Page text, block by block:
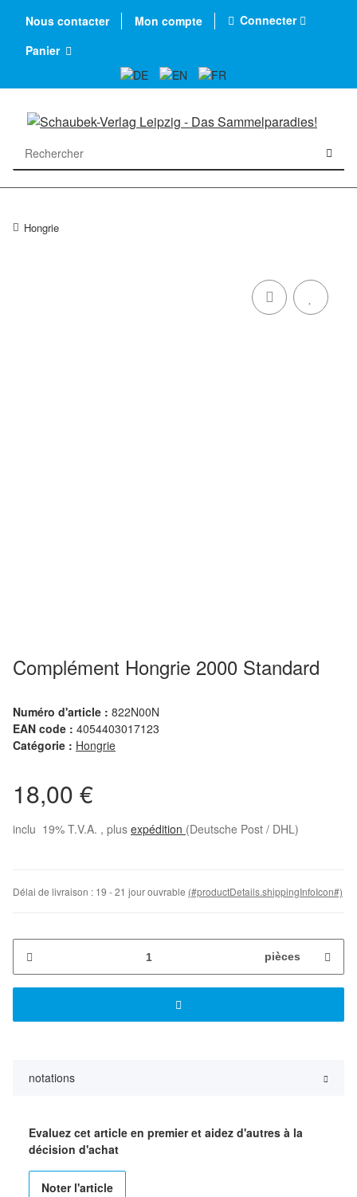
Nous contacter Mon compte
Connecter
Panier
Hongrie
Complément Hongrie 2000 Standard
Numéro d'article : 822N00N
EAN code : 4054403017123
Catégorie : Hongrie
18,00 €
inclu 19% T.V.A. , plus expédition (Deutsche Post / DHL)
Délai de livraison : 19 - 21 jour ouvrable (#productDetails.shippingInfoIcon#)
pièces
notations
Evaluez cet article en premier et aidez d'autres à la
décision d'achat
Noter l'article